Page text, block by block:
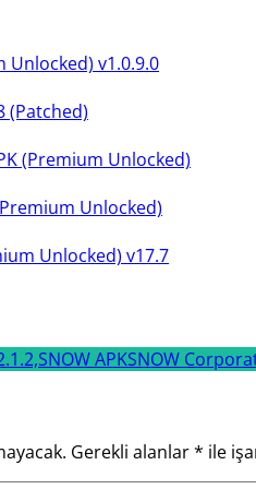
Unlocked) v1.0.9.0
(Patched)
(Premium Unlocked)
Unlocked)
Unlocked) v17.7
SNOW APKSNOW
Gerekli alanlar* ile